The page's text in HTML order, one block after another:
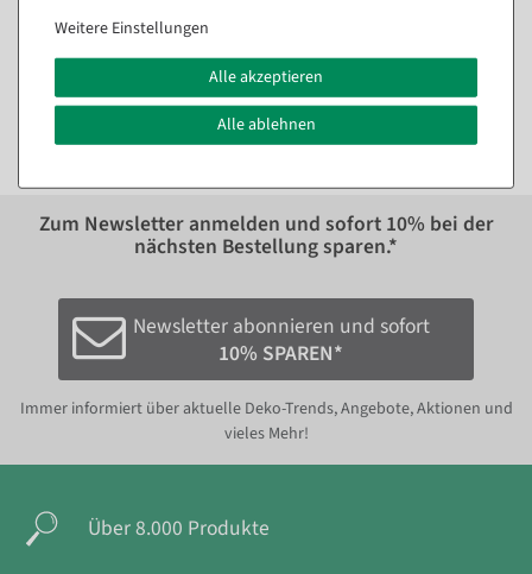
117,81 €
99,00 EUR zzgl. ges. MwSt.
89,00 EUR zzgl. ges. MwSt.
Zum Newsletter anmelden und sofort 10% bei der
nächsten Bestellung sparen.*
Newsletter abonnieren und sofort
10% SPAREN*
Immer informiert über aktuelle Deko-Trends, Angebote, Aktionen und
vieles Mehr!
Über 8.000 Produkte
Weitere Einstellungen
Alle akzeptieren
Alle ablehnen